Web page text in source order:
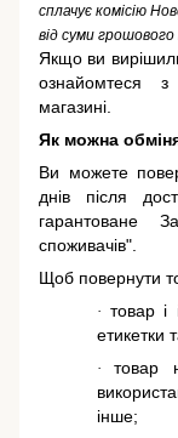
сплачує комісію
від суми
Якщо ви
ознайомтеся
магазині.
Як можна
Ви можете
днів після
гарантоване
споживачів"
Щоб повернути
· товар і
етикетки
·товар
інше;